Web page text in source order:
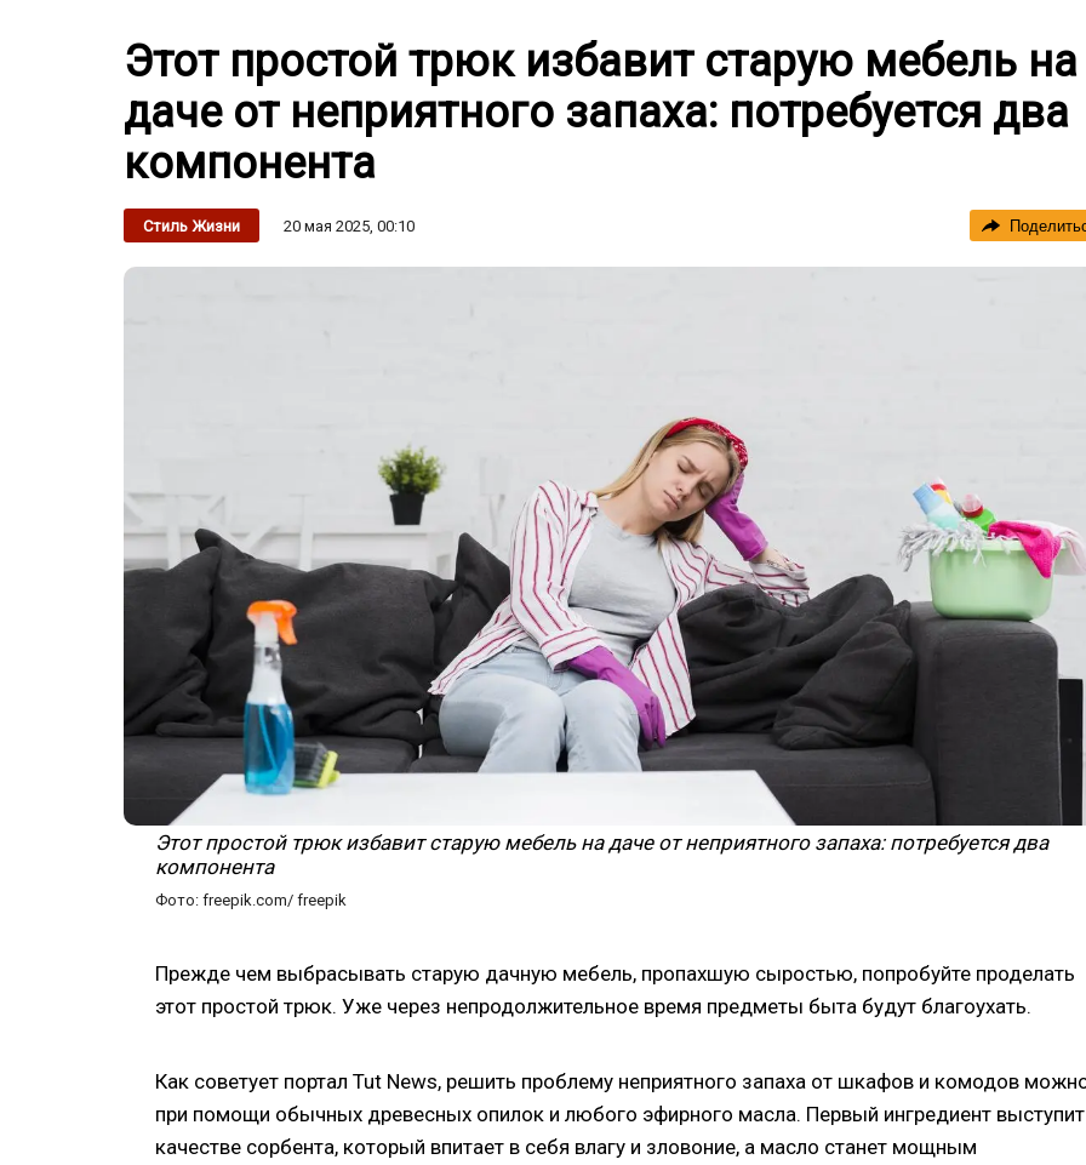
Этот простой трюк избавит старую мебель на
даче от неприятного запаха: потребуется два
компонента
Стиль Жизни 20 мая 2025, 00:10
Этот простой трюк избавит старую мебель на даче от неприятного запаха: потребуется два
компонента
Фото: freepik.com/ freepik
Прежде чем выбрасывать старую дачную мебель, пропахшую сыростью, попробуйте проделать
этот простой трюк. Уже через непродолжительное время предметы быта будут благоухать.
Как советует портал Tut News, решить проблему неприятного запаха от шкафов и комодов
при помощи обычных древесных опилок и любого эфирного масла. Первый ингредиент
качестве сорбента, который впитает в себя влагу и зловоние, а масло станет мощным